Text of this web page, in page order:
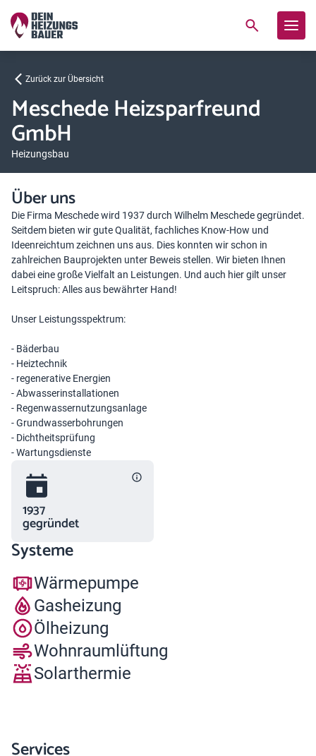
Zurück zur Übersicht
Meschede Heizsparfreund
GmbH
Heizungsbau
Über uns
Die Firma Meschede wird 1937 durch Wilhelm Meschede gegründet.
Seitdem bieten wir gute Qualität, fachliches Know-How und
Ideenreichtum zeichnen uns aus. Dies konnten wir schon in
zahlreichen Bauprojekten unter Beweis stellen. Wir bieten Ihnen
dabei eine große Vielfalt an Leistungen. Und auch hier gilt unser
Leitspruch: Alles aus bewährter Hand!
Unser Leistungsspektrum:
- Bäderbau
- Heiztechnik
- regenerative Energien
- Abwasserinstallationen
- Regenwassernutzungsanlage
- Grundwasserbohrungen
- Dichtheitsprüfung
- Wartungsdienste
1937
gegründet
Systeme
Wärmepumpe
Gasheizung
Ölheizung
Wohnraumlüftung
Solarthermie
Services